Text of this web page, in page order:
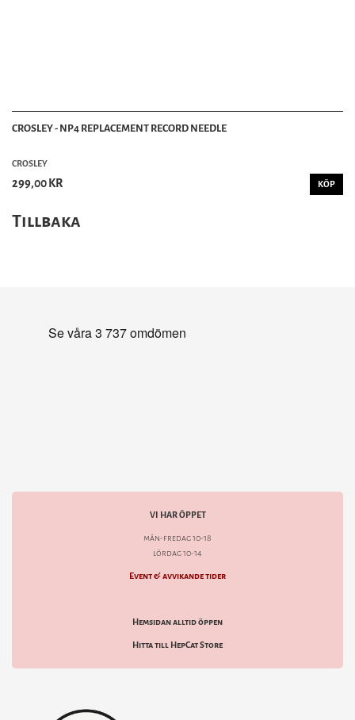
CROSLEY - NP4 REPLACEMENT RECORD NEEDLE
CROSLEY
299,00 KR KÖP
Tillbaka
VI HAR ÖPPET
mån-fredag 10-18
lördag 10-14
Event & avvikande tider
Hemsidan alltid öppen
Hitta till HepCat Store